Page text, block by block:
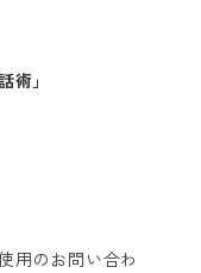
術」
用のお問い合わ